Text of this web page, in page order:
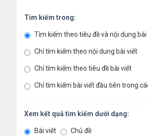
Tìm kiếm trong:
Tìm kiếm theo tiêu đề và nội dung bài
Chỉ tìm kiếm theo nội dung bài viết
Chỉ tìm kiếm theo tiêu đề bài viết
Chỉ tìm kiếm bài viết đầu tiên trong
Xem kết quả tìm kiếm dưới dạng:
Bài viết Chủ đề